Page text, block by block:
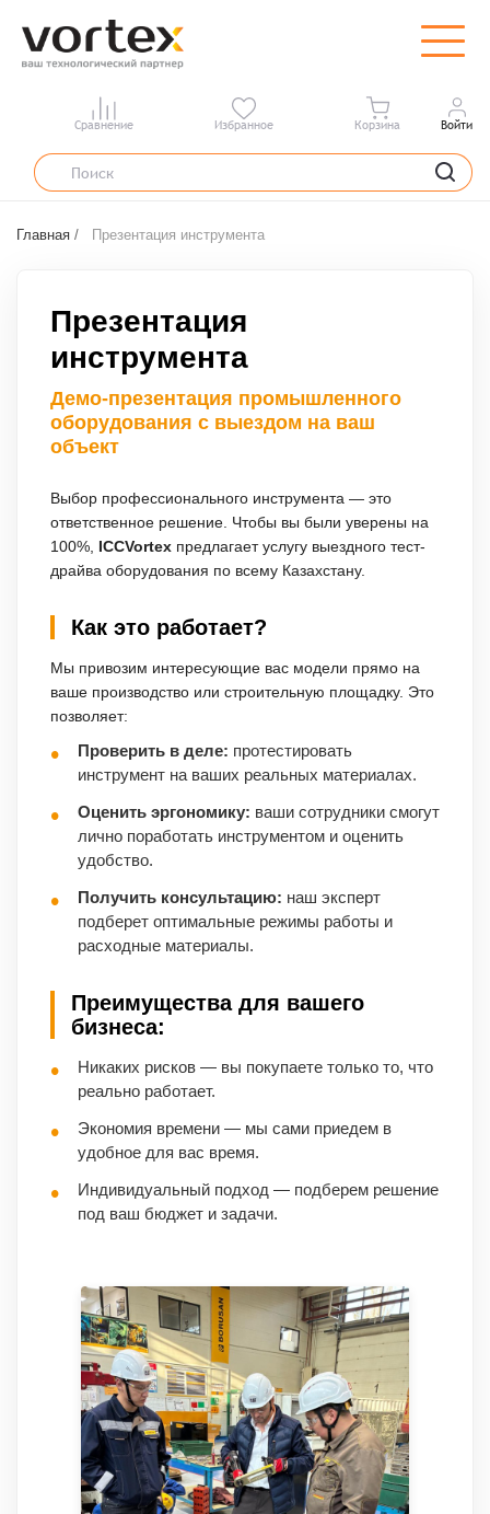
Сравнение Избранное Корзина Войти
Главная / Презентация инструмента
Презентация
инструмента
Демо-презентация промышленного
оборудования с выездом на ваш
объект
Выбор профессионального инструмента — это
ответственное решение. Чтобы вы были уверены на
100%, ICCVortex предлагает услугу выездного тест-
драйва оборудования по всему Казахстану.
Как это работает?
Мы привозим интересующие вас модели прямо на
ваше производство или строительную площадку. Это
позволяет:
Проверить в деле: протестировать
инструмент на ваших реальных материалах.
Оценить эргономику: ваши сотрудники смогут
лично поработать инструментом и оценить
удобство.
Получить консультацию: наш эксперт
подберет оптимальные режимы работы и
расходные материалы.
Преимущества для вашего
бизнеса:
Никаких рисков — вы покупаете только то, что
реально работает.
Экономия времени — мы сами приедем в
удобное для вас время.
Индивидуальный подход — подберем решение
под ваш бюджет и задачи.